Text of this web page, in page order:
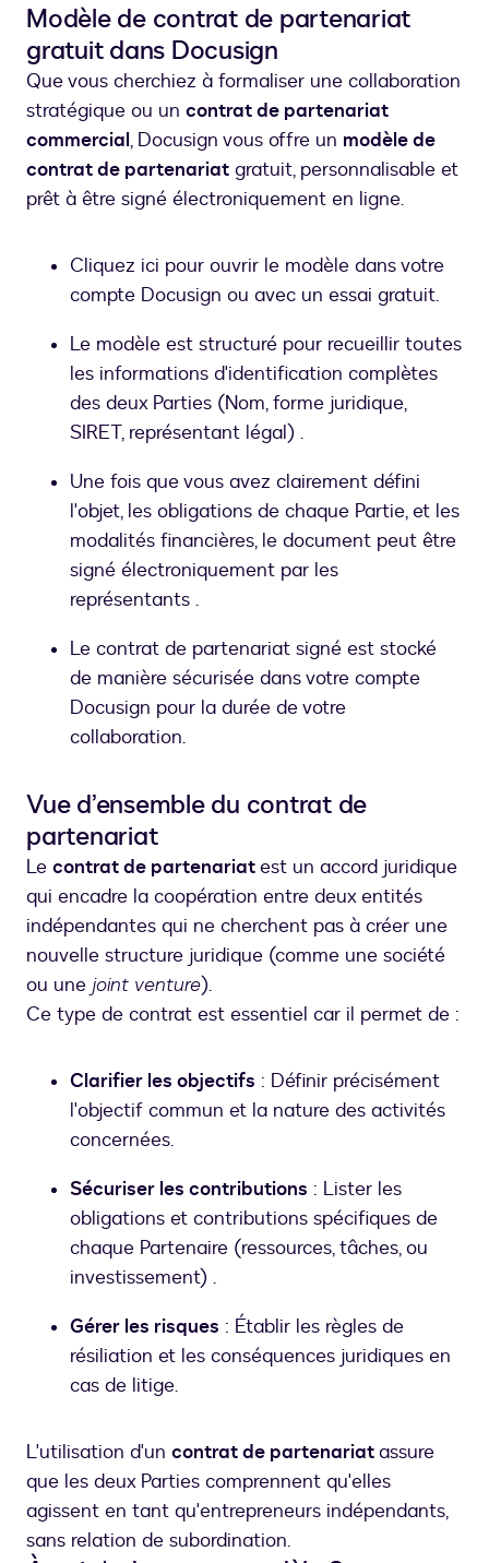
Modèle de contrat de partenariat
gratuit dans Docusign
Que vous cherchiez à formaliser une collaboration
stratégique ou un contrat de partenariat
commercial, Docusign vous offre un modèle de
contrat de partenariat gratuit, personnalisable et
prêt à être signé électroniquement en ligne.
Cliquez ici pour ouvrir le modèle dans votre
compte Docusign ou avec un essai gratuit.
Le modèle est structuré pour recueillir toutes
les informations d'identification complètes
des deux Parties (Nom, forme juridique,
SIRET, représentant légal) .
Une fois que vous avez clairement défini
l'objet, les obligations de chaque Partie, et les
modalités financières, le document peut être
signé électroniquement par les
représentants .
Le contrat de partenariat signé est stocké
de manière sécurisée dans votre compte
Docusign pour la durée de votre
collaboration.
Vue d’ensemble du contrat de
partenariat
Le contrat de partenariatest un accord juridique
qui encadre la coopération entre deux entités
indépendantes qui ne cherchent pas à créer une
nouvelle structure juridique (comme une société
ou une joint venture).
Ce type de contrat est essentiel car il permet de :
Clarifier les objectifs : Définir précisément
l'objectif commun et la nature des activités
concernées.
Sécuriser les contributions : Lister les
obligations et contributions spécifiques de
chaque Partenaire (ressources, tâches, ou
investissement) .
Gérer les risques : Établir les règles de
résiliation et les conséquences juridiques en
cas de litige.
L'utilisation d'un contrat de partenariatassure
que les deux Parties comprennent qu'elles
agissent en tant qu'entrepreneurs indépendants,
sans relation de subordination.